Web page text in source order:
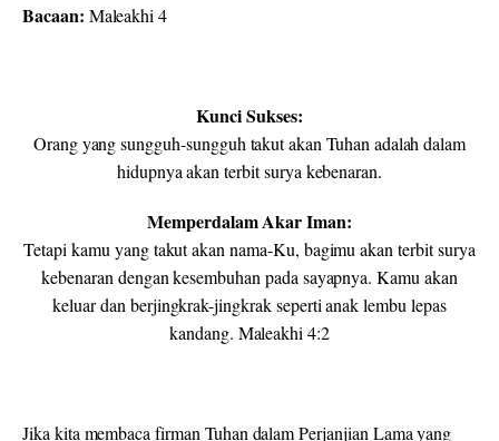
Bacaan: Maleakhi 4
Kunci Sukses:
Orang yang sungguh-sungguh takut akan Tuhan adalah dalam
hidupnya akan terbit surya kebenaran.
Memperdalam Akar Iman:
Tetapi kamu yang takut akan nama-Ku, bagimu akan terbit surya
kebenaran dengan kesembuhan pada sayapnya. Kamu akan
keluar dan berjingkrak-jingkrak seperti anak lembu lepas
kandang. Maleakhi 4:2
Jika kita membaca firman Tuhan dalam Perjanjian Lama yang